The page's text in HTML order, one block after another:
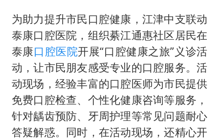
为助力提升市民口腔健康，江津中支联动
泰康口腔医院，组织綦江通惠社区居民在
泰康口腔医院开展“口腔健康之旅”义诊活
动，让市民朋友感受专业的口腔服务。活
动现场，经验丰富的口腔医师为市民提供
免费口腔检查、个性化健康咨询等服务，
针对龋齿预防、牙周护理等常见问题耐心
答疑解惑。同时，在活动现场，还精心开